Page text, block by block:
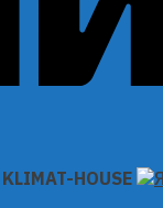
KLIMAT-HOUSE